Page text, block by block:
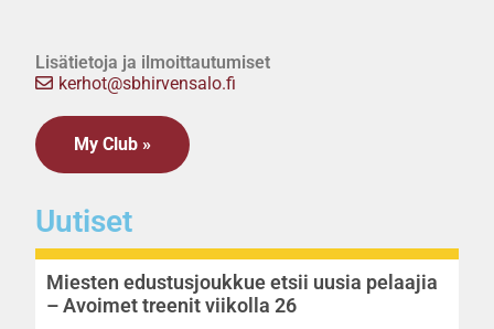
Lisätietoja ja ilmoittautumiset
kerhot@sbhirvensalo.fi
My Club »
Uutiset
Miesten edustusjoukkue etsii uusia pelaajia
– Avoimet treenit viikolla 26